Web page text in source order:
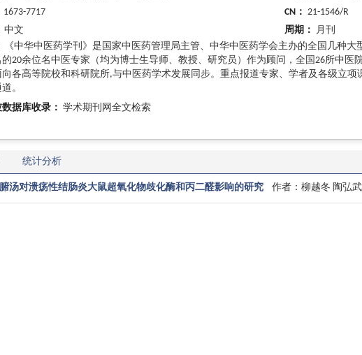
1673-7717 CN： 21-1546/R
中文 周期： 月刊
《中华中医药学刊》是国家中医药管理局主管、中华中医药学会主办的全国几种
20余位名中医专家（均为博士生导师、教授、研究员）作为顾问，全国26所中医
各高等院校和科研院所,与中医药学术发展同步。重点报道专家、学者及各级立
。
据库收录： 学术期刊网全文检索
统计分析
汤对溃疡性结肠炎大鼠超氧化物歧化酶和丙二醛影响的研究 作者：柳越冬 陶弘武